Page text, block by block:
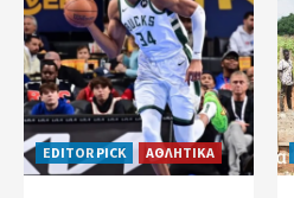
EDITOR PICK ΑΘΛΗΤΙΚΑ